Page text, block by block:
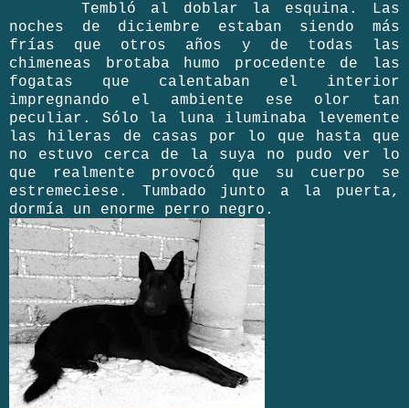
Tembló al doblar la esquina. Las
noches de diciembre estaban siendo más
frías que otros años y de todas las
chimeneas brotaba humo procedente de las
fogatas que calentaban el interior
impregnando el ambiente ese olor tan
peculiar. Sólo la luna iluminaba levemente
las hileras de casas por lo que hasta que
no estuvo cerca de la suya no pudo ver lo
que realmente provocó que su cuerpo se
estremeciese. Tumbado junto a la puerta,
dormía un enorme perro negro.